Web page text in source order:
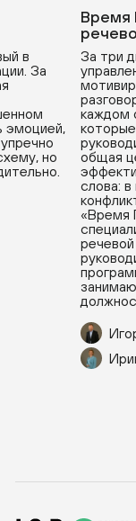
в
За
эмоцией,
но
Время
За три
каждом
общая
слова: в
«Время